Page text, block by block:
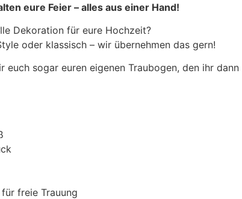
eure Feier – alles aus einer Hand!
Dekoration für eure Hochzeit?
oder klassisch – wir übernehmen das gern!
euch sogar euren eigenen Traubogen, den ihr
freie Trauung